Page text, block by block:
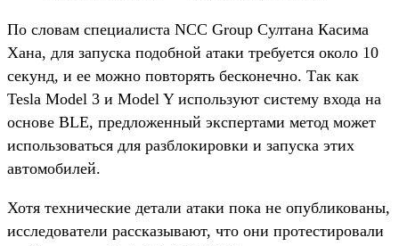
По словам специалиста NCC Group Султана Касима
Хана, для запуска подобной атаки требуется около 10
секунд, и ее можно повторять бесконечно. Так как
Tesla Model 3 и Model Y используют систему входа на
основе BLE, предложенный экспертами метод может
использоваться для разблокировки и запуска этих
автомобилей.
Хотя технические детали атаки пока не опубликованы,
исследователи рассказывают, что они протестировали